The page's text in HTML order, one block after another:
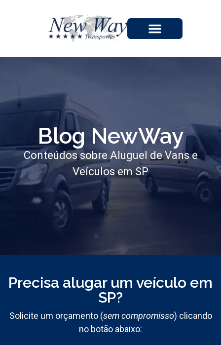
Blog NewWay
Conteúdos sobre Aluguel de Vans e
Veículos em SP
Precisa alugar um veículo em
SP?
Solicite um orçamento (sem compromisso) clicando
no botão abaixo: